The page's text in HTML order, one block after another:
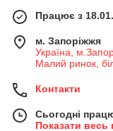
Працює з
м. Запоріжжя
Україна,
Малий ринок,
Контакти
Сьогодні
Показати весь